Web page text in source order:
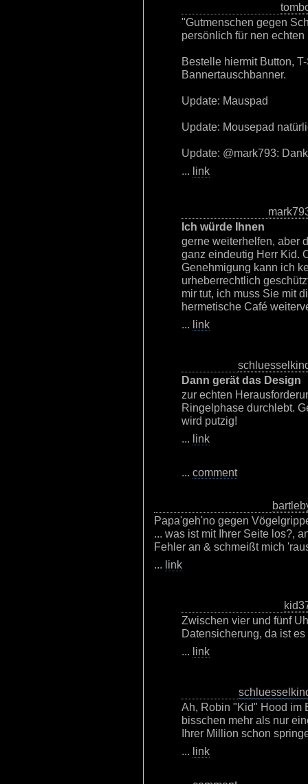
"Gutmenschen gegen
persönlich für nen echten
Bestelle hiermit Button,
Bannertauschbanner.
Update: Mauspad
Update: Mousepad
Update: @mark793:
... link
Ich würde Ihnen
gerne weiterhelfen, aber
ganz eindeutig Herr Kid.
Genehmigung kann ich
urheberrechtlich
mir tut, ich muss Sie mit
hermetische Café
... link
Dann gerät das Design
zur echten
Ringelphase durchlebt.
wird putzig!
... link
... comment
Papa'geh'no gegen
... was ist mit Ihrer Seite los?,
Fehler an & schmeißt mich
... link
Zwischen vier und fünf
Datensicherung, da ist
... link
Ah, Robin "Kid" Hood im
bisschen mehr als nur
Ihrer Million schon
... link